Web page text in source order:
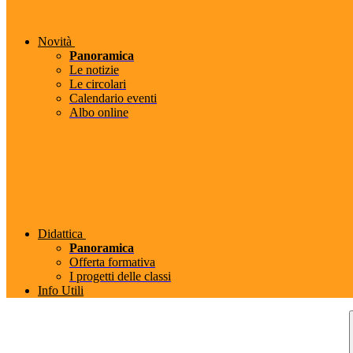
Novità
Panoramica
Le notizie
Le circolari
Calendario eventi
Albo online
Didattica
Panoramica
Offerta formativa
I progetti delle classi
Info Utili